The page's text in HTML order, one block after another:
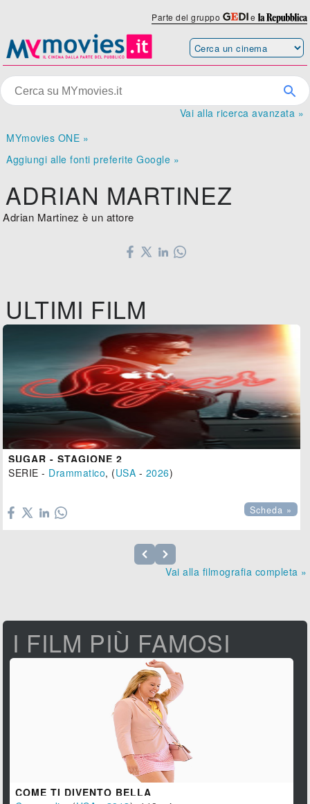
Parte del gruppo e
Vai alla ricerca avanzata »
MYmovies ONE »
Aggiungi alle fonti preferite Google »
ADRIAN MARTINEZ
Adrian Martinez è un attore
ULTIMI FILM
SUGAR - STAGIONE 2
SERIE - Drammatico, (USA - 2026)
Scheda »
Vai alla filmografia completa »
I FILM PIÙ FAMOSI
COME TI DIVENTO BELLA